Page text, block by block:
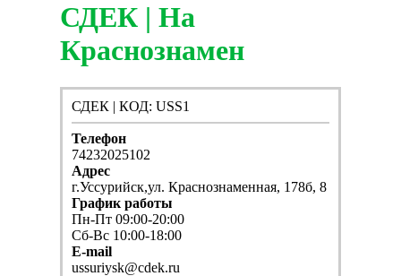
СДЕК | На
Краснознамен
СДЕК | КОД: USS1
Телефон
74232025102
Адрес
г.Уссурийск,ул. Краснознаменная, 178б, 8
График работы
Пн-Пт 09:00-20:00
Сб-Вс 10:00-18:00
E-mail
ussuriysk@cdek.ru